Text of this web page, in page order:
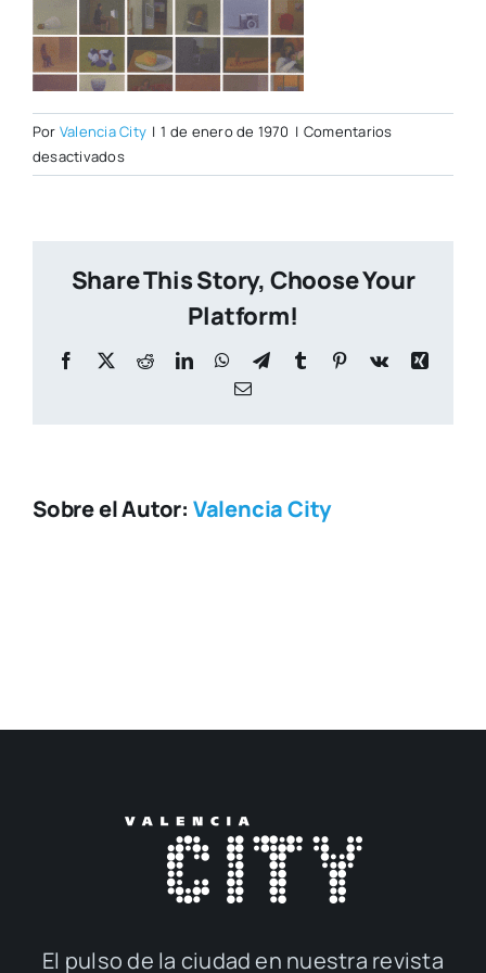
Por Valencia City | 1 de enero de 1970 | Comentarios
desactivadosen
arte8.png
Share This Story, Choose Your
Platform!
Facebook
X RedditLinkedInWhatsApp
TelegramTumblr Pinterest
Vk
Xing
Correo
Sobre el Autor: Valencia City
El pul­so de la ciu­dad en nues­tra revis­ta